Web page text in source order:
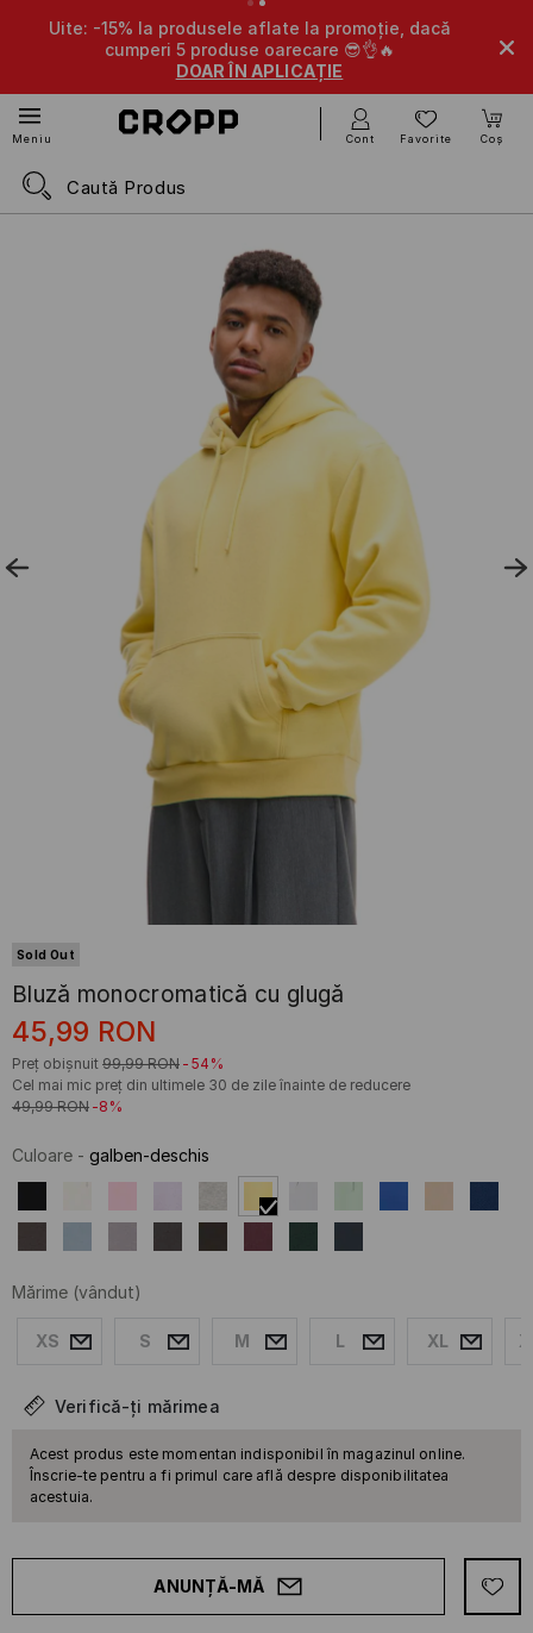
Uite: -15% la produsele aflate la promoție, dacă
cumperi 5 produse oarecare 😎👌🔥
DOAR ÎN APLICAȚIE
Meniu Cont Favorite Coș
Sold Out
Bluză monocromatică cu glugă
45,99 RON
Preț obișnuit 99,99 RON -54%
Cel mai mic preț din ultimele 30 de zile înainte de reducere
49,99 RON -8%
Culoare - galben-deschis
Mărime (vândut)
XS S M L XL
Verifică-ți mărimea
Acest produs este momentan indisponibil în magazinul online.
Înscrie-te pentru a fi primul care află despre disponibilitatea
acestuia.
ANUNȚĂ-MĂ